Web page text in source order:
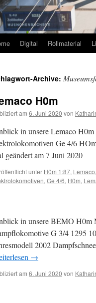
Digital Rollmaterial
Archive:
H0m
am 6. Juni 2020 von
in unsere Lemaco H0m
Ge 4/6
geändert am 7 Juni 2020
unter H0m 1:87, Lemaco,
, Ge 4/6, H0m,
in unsere BEMO H0m
G 3/4 1295
2002
→
am 6. Juni 2020 von